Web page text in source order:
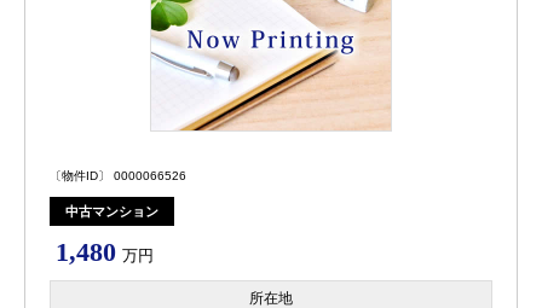
〔物件ID〕 0000066526
中古マンション
1,480 万円
所在地